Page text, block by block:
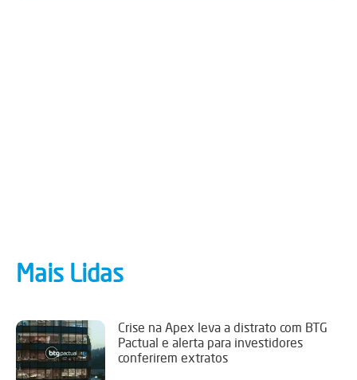
Mais Lidas
Crise na Apex leva a distrato com BTG
Pactual e alerta para investidores
conferirem extratos